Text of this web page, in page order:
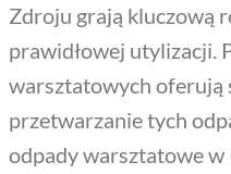
Zdroju grają kluczową
prawidłowej utylizacji.
warsztatowych oferują
przetwarzanie tych
odpady warsztatowe